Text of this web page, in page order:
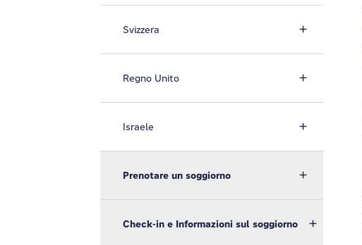
Svizzera
Regno Unito
Israele
Prenotare un soggiorno
Check-in e Informazioni sul soggiorno